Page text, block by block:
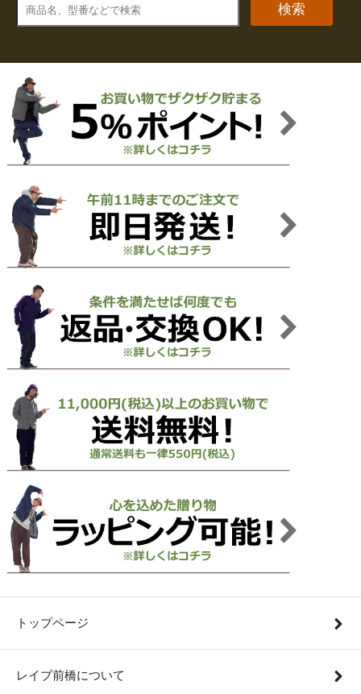
検索
トップページ
レイブ前橋について